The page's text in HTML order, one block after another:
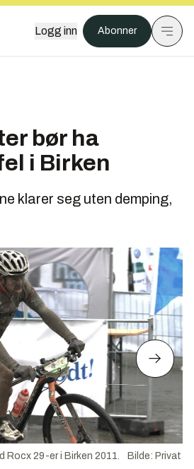
Logg inn Abonner
bør ha
i Birken
klarer seg uten demping,
Rocx 29-er i Birken 2011. Bilde: Privat